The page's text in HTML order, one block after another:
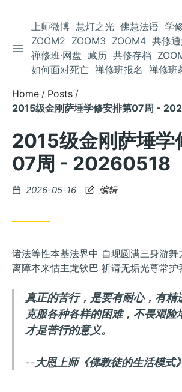
Skip
TOGGLE SIDEBAR
上师微博 慧灯之光 佛慧法语 学
ZOOM2 ZOOM3 ZOOM4 共修
禅修班·网盘 藏历 共修存档
如何面对死亡 禅修班报名 禅修班
Home
Posts
2015级金刚萨埵学修安排第07周 -
2015级金刚萨埵学
07周 - 20260518
Posted
2026-05-16 编辑
诸法等性本基法界中 自现圆满三身游舞
离障本来怙主龙钦巴 祈请无垢光尊常护
真正的苦行，是要有耐心，有精
克服各种各样的困难，不畏艰险
才是苦行的意义。
--大恩上师《佛教徒的生活模式》